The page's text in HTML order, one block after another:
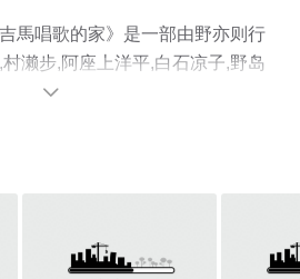
馬唱歌的家》是一部由野亦则行
濑步,阿座上洋平,白石凉子,野岛
演绎的日本动漫，大结局剧情已
相关信息可移步至豆瓣动漫、电
